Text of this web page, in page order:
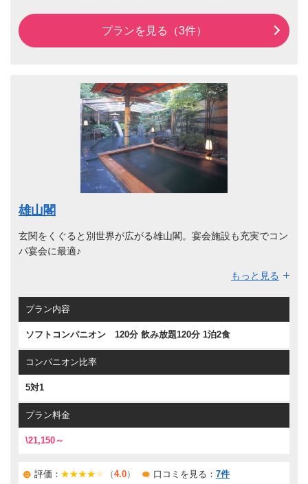
プランを見る（3件）
雄山閣
玄関をくぐると別世界が広がる雄山閣。宴会施設も充実でコン
パ宴会に最適♪
客室タイプは露天風呂客室も用意しております。
リンクサービス、4000冊の漫画本のライブラリなど様々な楽
しみ方のできる旅館になっております。
もっと見る
プラン内容
ソフトコンパニオン 120分 飲み放題120分 1泊2食
コンパニオン比率
5対1
プラン料金
\21,150～
評価： （4.0） 口コミを見る： 7件